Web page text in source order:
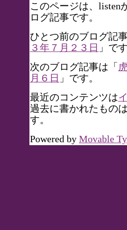
このページは、listen
ログ記事です。
ひとつ前のブログ記
３年７月２３日 」で
次のブログ記事は「
月６日 」です。
最近のコンテンツは
過去に書かれたもの
す。
Powered by Movable